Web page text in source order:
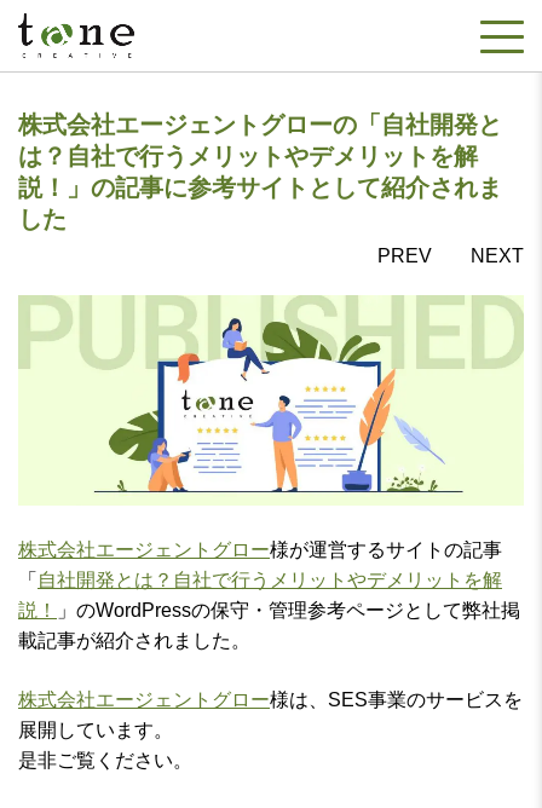
株式会社エージェントグローの「自社開発と
は？自社で行うメリットやデメリットを解
説！」の記事に参考サイトとして紹介されま
した
PREV NEXT
株式会社エージェントグロー様が運営するサイトの記事
「 自社開発とは？自社で行うメリットやデメリットを解
説！
」のWordPressの保守・管理参考ページとして弊社掲
載記事が紹介されました。
株式会社エージェントグロー様は、SES事業のサービスを
展開しています。
是非ご覧ください。